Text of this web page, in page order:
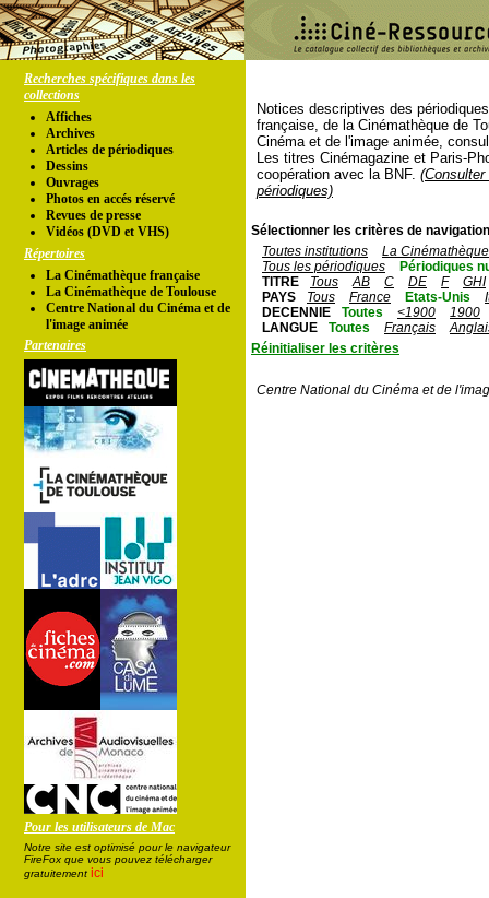
Recherches spécifiques dans les
collections
Affiches
Archives
Articles de périodiques
Dessins
Ouvrages
Photos en accés réservé
Revues de presse
Vidéos (DVD et VHS)
Répertoires
La Cinémathèque française
La Cinémathèque de Toulouse
Centre National du Cinéma et de
l'image animée
Partenaires
Pour les utilisateurs de Mac
Notre site est optimisé pour le navigateur
FireFox que vous pouvez télécharger
gratuitement ici
Notices descriptives des
française, de la Cinémathèque de
Cinéma et de l'image animée,
Les titres Cinémagazine et Paris-
coopération avec la BNF.
périodiques)
Sélectionner les critères de
Toutes institutions
La
Tous les périodiques
Périodiques
TITRE
Tous AB C DE F
GHI
PAYS
Tous France Etats-Unis
DECENNIE
Toutes <1900
1900
LANGUE
Toutes Français
Réinitialiser les critères
Centre National du Cinéma et de